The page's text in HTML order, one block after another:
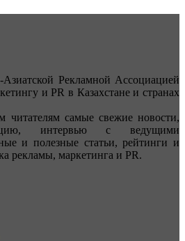
Рекламной Ассоциацией
и PR в Казахстане и странах
читателям самые свежие новости,
интервью с ведущими
и полезные статьи, рейтинги и
рекламы, маркетинга и PR.